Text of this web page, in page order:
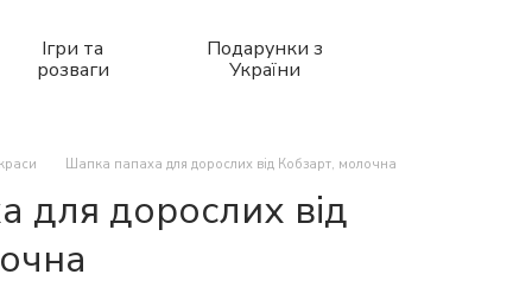
Ігри та
розваги
Подарунки з
України
Шапка папаха для дорослих від Кобзарт, молочна
для дорослих від